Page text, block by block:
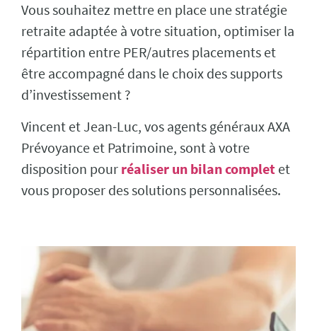
Vous souhaitez mettre en place une stratégie
retraite adaptée à votre situation, optimiser la
répartition entre PER/autres placements et
être accompagné dans le choix des supports
d’investissement ?
Vincent et Jean-Luc, vos agents généraux AXA
Prévoyance et Patrimoine, sont à votre
disposition pour réaliser un bilan complet et
vous proposer des solutions personnalisées.